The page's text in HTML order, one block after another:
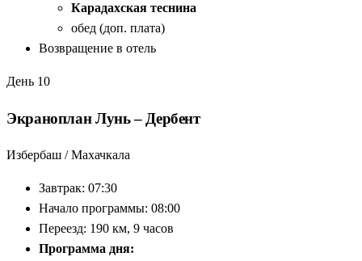
Карадахская теснина
обед (доп. плата)
Возвращение в отель
День 10
Экраноплан Лунь – Дербент
Избербаш / Махачкала
Завтрак: 07:30
Начало программы: 08:00
Переезд: 190 км, 9 часов
Программа дня: